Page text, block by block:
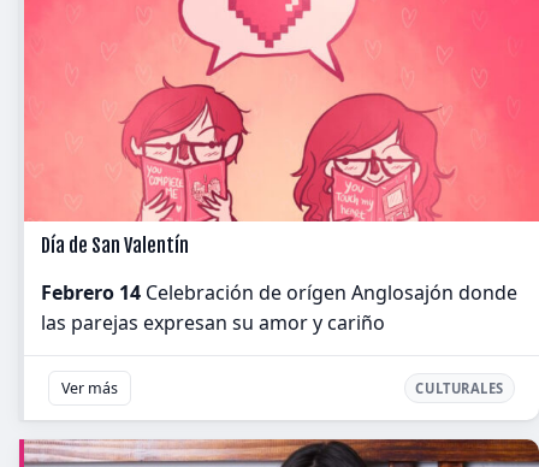
Día de San Valentín
Febrero 14 Celebración de orígen Anglosajón donde
las parejas expresan su amor y cariño
Ver más CULTURALES